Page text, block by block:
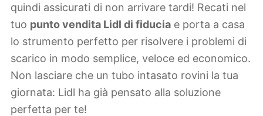
quindi assicurati di non arrivare tardi! Recati nel
tuo punto vendita Lidl di fiducia e porta a casa
lo strumento perfetto per risolvere i problemi di
scarico in modo semplice, veloce ed economico.
Non lasciare che un tubo intasato rovini la tua
giornata: Lidl ha già pensato alla soluzione
perfetta per te!